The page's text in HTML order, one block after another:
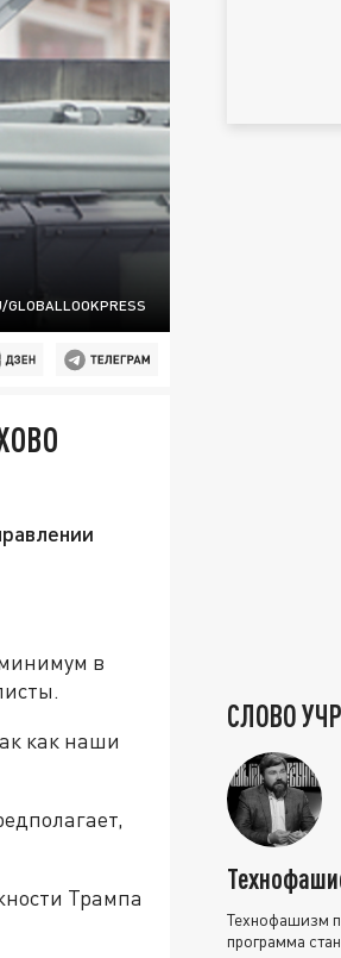
GLOBALLOOKPRESS
минимум в
как наши
Трампа
СЛОВО
Технофашизм
программа